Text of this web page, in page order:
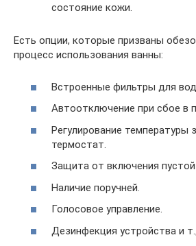
состояние кожи.
Есть опции, которые призваны
процесс использования ванны:
Встроенные фильтры для
Автоотключение при сбое в
Регулирование температуры
термостат.
Защита от включения
Наличие поручней.
Голосовое управление.
Дезинфекция устройства и